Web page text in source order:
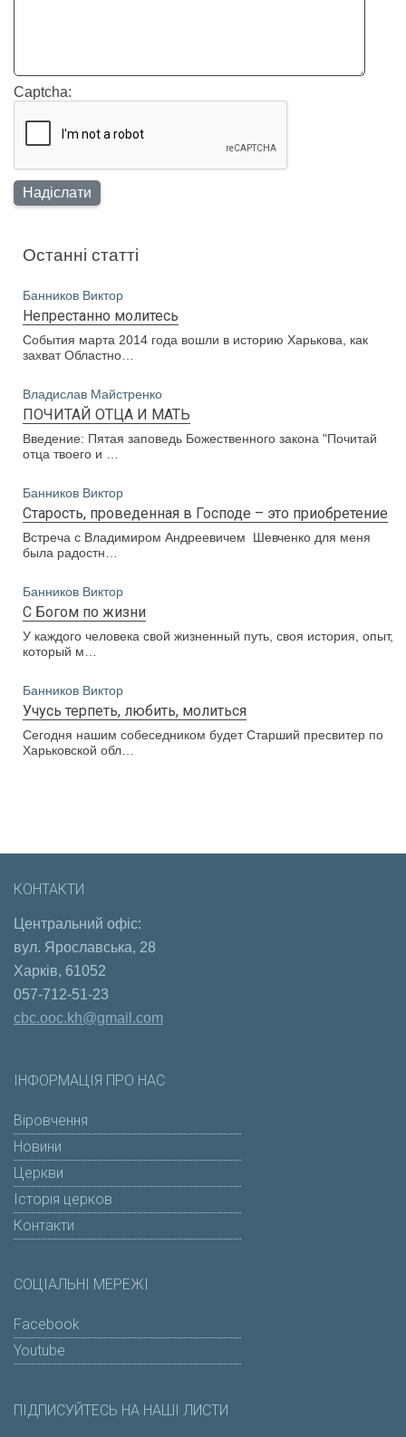
Captcha:
Останні статті
Банников Виктор
Непрестанно молитесь
События марта 2014 года вошли в историю Харькова, как
захват Областно…
Владислав Майстренко
ПОЧИТАЙ ОТЦА И МАТЬ
Введение: Пятая заповедь Божественного закона "Почитай
отца твоего и …
Банников Виктор
Старость, проведенная в Господе – это приобретение
Встреча с Владимиром Андреевичем Шевченко для меня
была радостн…
Банников Виктор
С Богом по жизни
У каждого человека свой жизненный путь, своя история, опыт,
который м…
Банников Виктор
Учусь терпеть, любить, молиться
Сегодня нашим собеседником будет Старший пресвитер по
Харьковской обл…
КОНТАКТИ
Центральний офіс:
вул. Ярославська, 28
Харків, 61052
057-712-51-23
cbc.ooc.kh@gmail.com
ІНФОРМАЦІЯ ПРО НАС
Віровчення
Новини
Церкви
Історія церков
Контакти
СОЦІАЛЬНІ МЕРЕЖІ
Facebook
Youtube
ПІДПИСУЙТЕСЬ НА НАШІ ЛИСТИ